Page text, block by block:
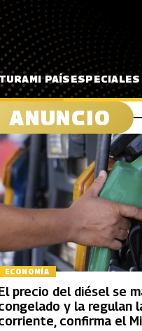
MI PAÍS
ANUNCIO
ECONOMÍA
precio del diésel se
y la regulan
confirma el